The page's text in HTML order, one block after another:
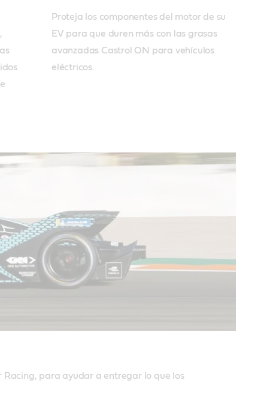
Proteja los componentes del motor de su
EV para que duren más con las grasas
avanzadas Castrol ON para vehículos
eléctricos.
Racing, para ayudar a entregar lo que los